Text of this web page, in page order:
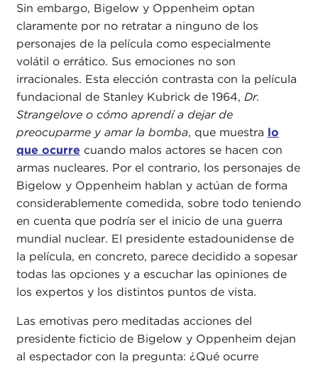
Sin embargo, Bigelow y Oppenheim optan
claramente por no retratar a ninguno de los
personajes de la película como especialmente
volátil o errático. Sus emociones no son
irracionales. Esta elección contrasta con la película
fundacional de Stanley Kubrick de 1964, Dr.
Strangelove o cómo aprendí a dejar de
preocuparme y amar la bomba, que muestra lo
que ocurre cuando malos actores se hacen con
armas nucleares. Por el contrario, los personajes de
Bigelow y Oppenheim hablan y actúan de forma
considerablemente comedida, sobre todo teniendo
en cuenta que podría ser el inicio de una guerra
mundial nuclear. El presidente estadounidense de
la película, en concreto, parece decidido a sopesar
todas las opciones y a escuchar las opiniones de
los expertos y los distintos puntos de vista.
Las emotivas pero meditadas acciones del
presidente ficticio de Bigelow y Oppenheim dejan
al espectador con la pregunta: ¿Qué ocurre